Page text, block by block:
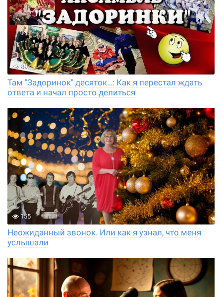
89
Там "Задоринок" десяток…: Как я перестал ждать
ответа и начал просто делиться
155
Неожиданный звонок. Или как я узнал, что меня
услышали